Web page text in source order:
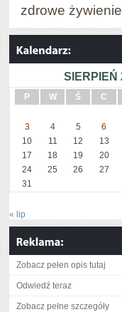
zdrowe żywienie
SIERPIEŃ
P W Ś C
3
4 5 6
10
11 12 13
17
18 19 20
24
25 26 27
31
« lip
Zobacz pełen opis tutaj
Odwiedź teraz
Zobacz pełne szczegóły